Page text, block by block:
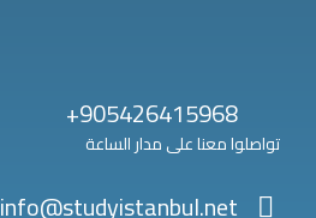
905426415968+
تواصلوا معنا على مدار الساعة
info@studyistanbul.net